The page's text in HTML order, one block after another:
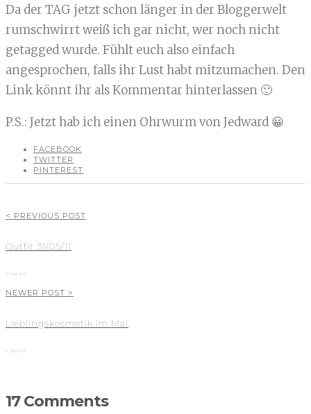
Da der TAG jetzt schon länger in der Bloggerwelt
rumschwirrt weiß ich gar nicht, wer noch nicht
getagged wurde. Fühlt euch also einfach
angesprochen, falls ihr Lust habt mitzumachen. Den
Link könnt ihr als Kommentar hinterlassen 🙂
P.S.: Jetzt hab ich einen Ohrwurm von Jedward 😀
FACEBOOK
TWITTER
PINTEREST
< PREVIOUS POST
Outfit 31/05/11
31. Mai 2011
NEWER POST >
Lieblingskosmetik im Mai
2. Juni 2011
17 Comments